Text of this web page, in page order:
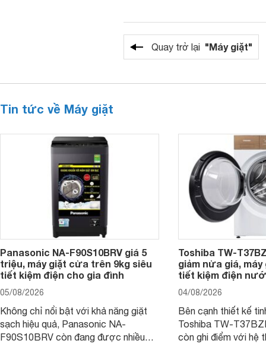
Quay trở lại "Máy giặt"
Tin tức về Máy giặt
Panasonic NA-F90S10BRV giá 5
triệu, máy giặt cửa trên 9kg siêu
tiết kiệm điện cho gia đình
05/08/2026
Không chỉ nổi bật với khả năng giặt
sạch hiệu quả, Panasonic NA-
F90S10BRV còn đang được nhiều
Toshiba TW-
giảm nửa giá,
tiết kiệm điện
04/08/2026
Bên cạnh thiết kế
Toshiba TW-
còn ghi điểm với hệ